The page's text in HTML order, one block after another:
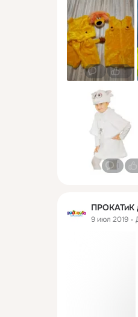
0
ПРОКАТиК
9 июл 2019